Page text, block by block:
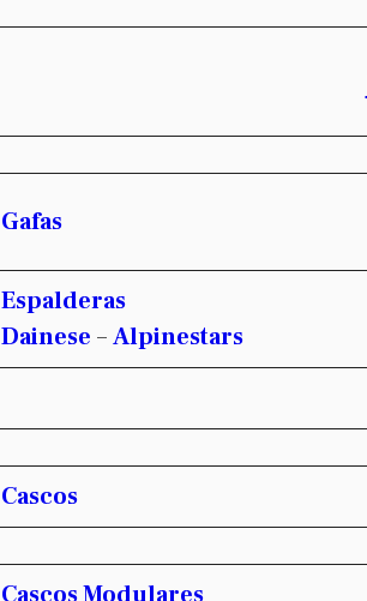
Gafas
Espalderas
Dainese –Alpinestars
Cascos
Cascos Modulares